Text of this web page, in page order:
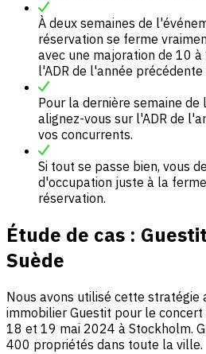
À deux semaines de
réservation se ferme
avec une majoration de 10
l'ADR de l'année
Pour la dernière semaine
alignez-vous sur l'ADR de
vos concurrents.
Si tout se passe bien, vous
d'occupation juste à la
réservation.
Étude de cas :
Suède
Nous avons utilisé cette stratégie
immobilier Guestit pour le
18 et 19 mai 2024 à Stockholm.
400 propriétés dans toute la ville.